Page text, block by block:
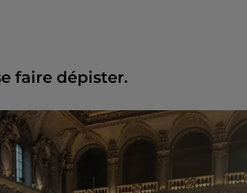
faire dépister.